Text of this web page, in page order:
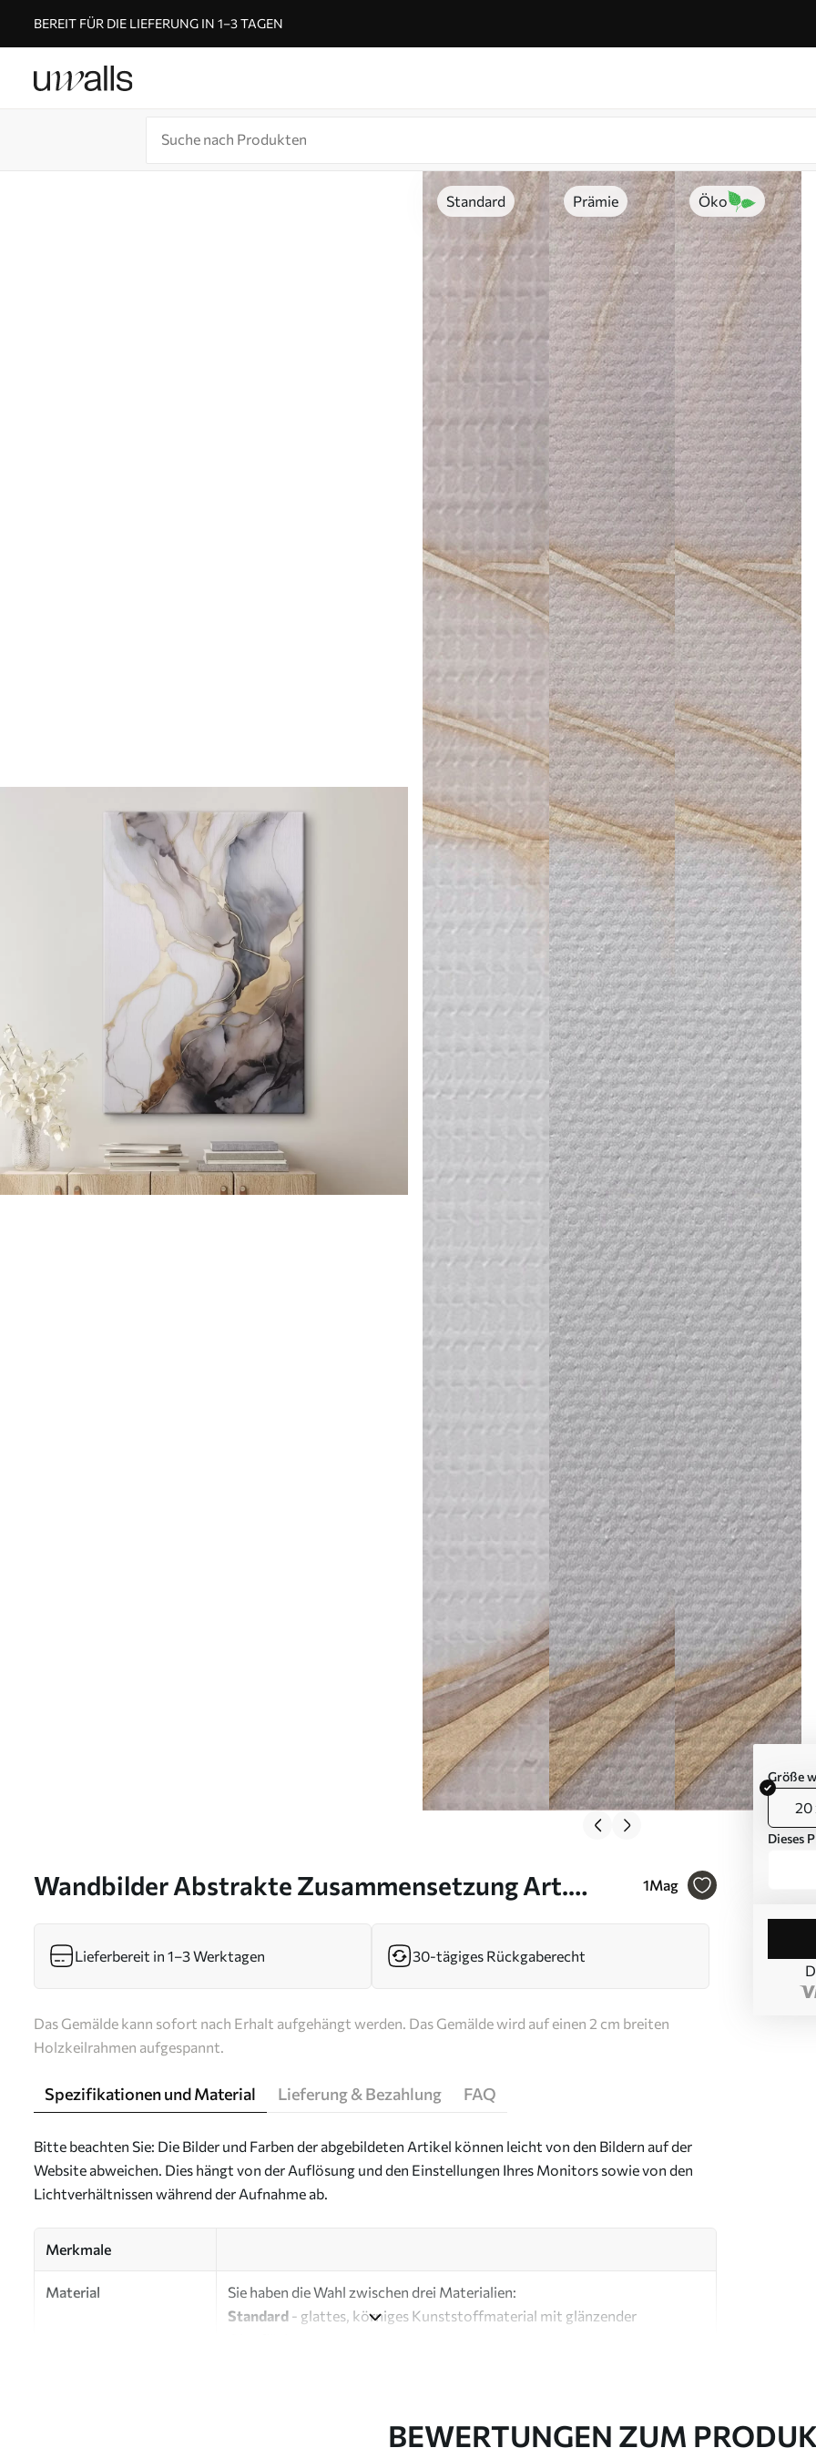
BEREIT FÜR DIE LIEFERUNG IN 1–3 TAGEN
Standard Prämie Öko
Wandbilder Abstrakte Zusammensetzung Art.
1Mag
Größe
20
Dieses
Lieferbereit in 1–3 Werktagen 30-tägiges Rückgaberecht
Das Gemälde kann sofort nach Erhalt aufgehängt werden. Das Gemälde wird auf einen 2 cm breiten
Holzkeilrahmen aufgespannt.
Spezifikationen und Material Lieferung & Bezahlung FAQ
Bitte beachten Sie: Die Bilder und Farben der abgebildeten Artikel können leicht von den Bildern auf der
Website abweichen. Dies hängt von der Auflösung und den Einstellungen Ihres Monitors sowie von den
Lichtverhältnissen während der Aufnahme ab.
Merkmale
Material
Sie haben die Wahl zwischen drei Materialien:
Standard - glattes, körniges Kunststoffmaterial mit glänzender
BEWERTUNGEN ZUM